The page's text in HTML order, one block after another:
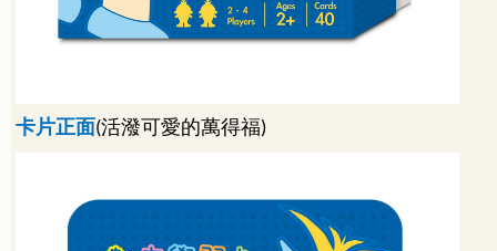
卡片正面(活潑可愛的萬得福)